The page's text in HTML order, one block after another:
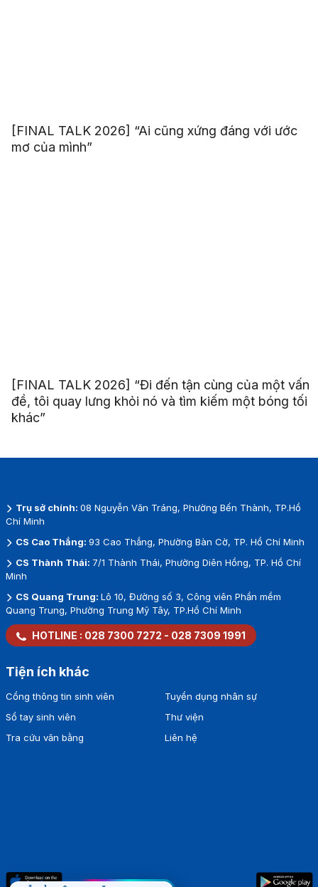
[FINAL TALK 2026] “Ai cũng xứng đáng với ước
mơ của mình”
[FINAL TALK 2026] “Đi đến tận cùng của một vấn
đề, tôi quay lưng khỏi nó và tìm kiếm một bóng tối
khác”
Trụ sở chính: 08 Nguyễn Văn Tráng, Phường Bến Thành, TP.Hồ
Chí Minh
CS Cao Thắng: 93 Cao Thắng, Phường Bàn Cờ, TP. Hồ Chí Minh
CS Thành Thái: 7/1 Thành Thái, Phường Diên Hồng, TP. Hồ Chí
Minh
CS Quang Trung: Lô 10, Đường số 3, Công viên Phần mềm
Quang Trung, Phường Trung Mỹ Tây, TP.Hồ Chí Minh
HOTLINE : 028 7300 7272 - 028 7309 1991
Tiện ích khác
Cổng thông tin sinh viên
Sổ tay sinh viên
Tra cứu văn bằng
Tuyển dụng nhân sự
Thư viện
Liên hệ